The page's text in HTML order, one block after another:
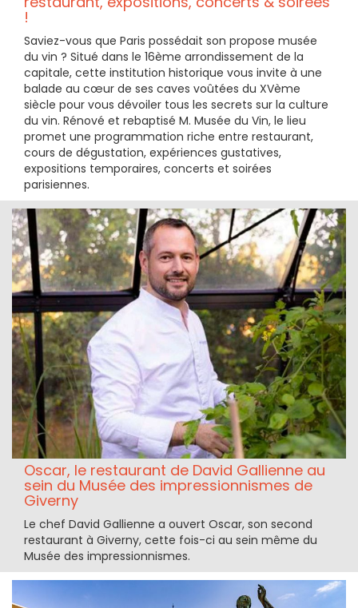
!
Saviez-vous que Paris possédait son propose musée
du vin ? Situé dans le 16ème arrondissement de la
capitale, cette institution historique vous invite à une
balade au cœur de ses caves voûtées du XVème
siècle pour vous dévoiler tous les secrets sur la culture
du vin. Rénové et rebaptisé M. Musée du Vin, le lieu
promet une programmation riche entre restaurant,
cours de dégustation, expériences gustatives,
expositions temporaires, concerts et soirées
parisiennes.
Oscar, le restaurant de David Gallienne au
sein du Musée des impressionnismes de
Giverny
Le chef David Gallienne a ouvert Oscar, son second
restaurant à Giverny, cette fois-ci au sein même du
Musée des impressionnismes.